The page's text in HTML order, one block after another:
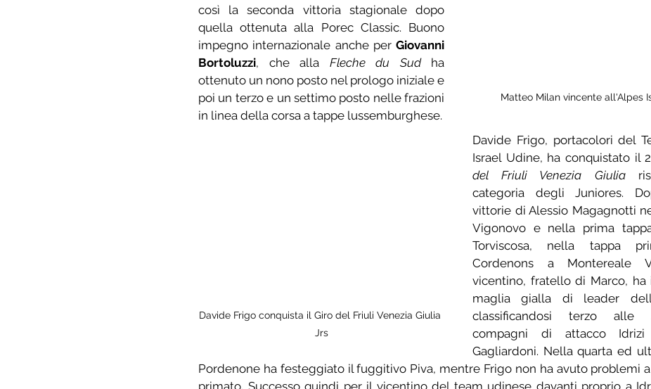
Matteo Milan vincente all'Alpes
così la seconda vittoria stagionale dopo
quella ottenuta alla Porec Classic. Buono
impegno internazionale anche per Giovanni
Bortoluzzi, che alla Fleche du Sud ha
ottenuto un nono posto nel prologo iniziale e
poi un terzo e un settimo posto nelle frazioni
in linea della corsa a tappe lussemburghese.
Davide Frigo conquista il Giro del Friuli Venezia Giulia
Jrs
Davide Frigo, portacolori del
Israel Udine, ha conquistato il
del Friuli Venezia Giulia
categoria degli Juniores.
vittorie di Alessio Magagnotti
Vigonovo e nella prima
Torviscosa, nella tappa
Cordenons a Montereale
vicentino, fratello di Marco, ha
maglia gialla di leader
classificandosi terzo alle
compagni di attacco
Gagliardoni. Nella quarta ed
Pordenone ha festeggiato il fuggitivo Piva, mentre Frigo non ha avuto problemi
primato. Successo quindi per il vicentino del team udinese davanti proprio a